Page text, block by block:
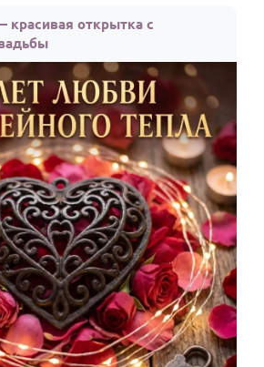
красивая открытка с